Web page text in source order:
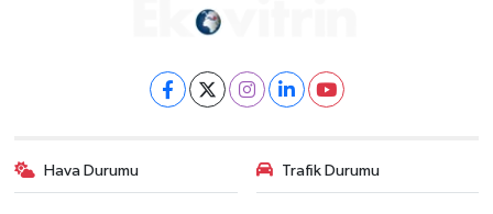
Hava Durumu Trafik Durumu